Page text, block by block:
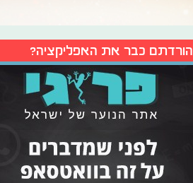
הורדתם כבר את האפליקציה?